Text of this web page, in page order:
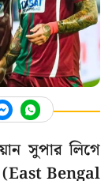
সুপার লিগে
(East Bengal